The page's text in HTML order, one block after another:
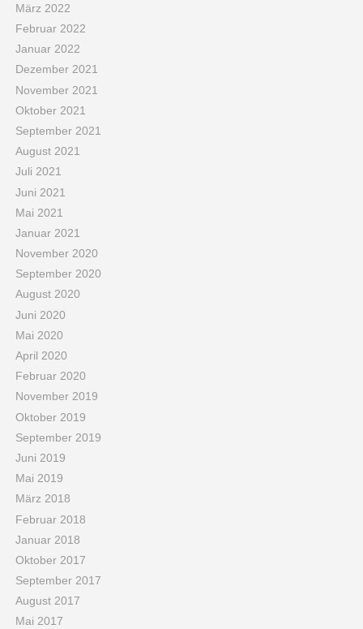
März 2022
Februar 2022
Januar 2022
Dezember 2021
November 2021
Oktober 2021
September 2021
August 2021
Juli 2021
Juni 2021
Mai 2021
Januar 2021
November 2020
September 2020
August 2020
Juni 2020
Mai 2020
April 2020
Februar 2020
November 2019
Oktober 2019
September 2019
Juni 2019
Mai 2019
März 2018
Februar 2018
Januar 2018
Oktober 2017
September 2017
August 2017
Mai 2017